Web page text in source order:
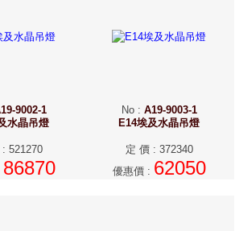
9002-1
水晶吊燈
521270
86870
No: A19-9003-1
E14埃及水晶吊燈
定 價: 372340
優惠價: 62050